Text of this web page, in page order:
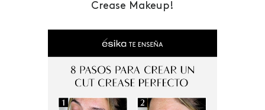
Crease Makeup!